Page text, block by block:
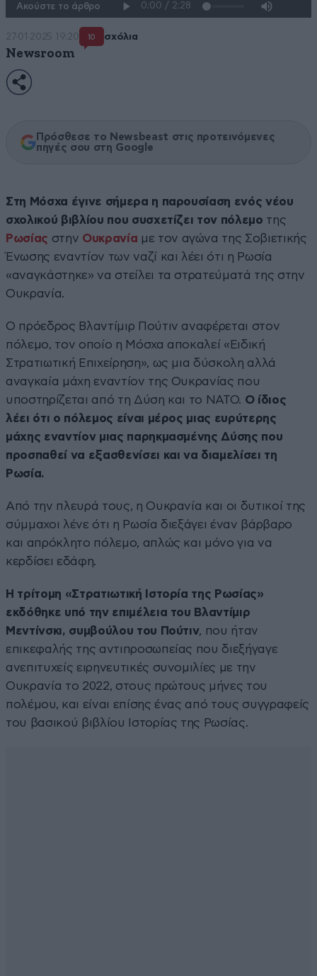
Ακούστε το άρθρο
27·01·2025 19:20 10 σχόλια
Newsroom
Πρόσθεσε το Newsbeast στις προτεινόμενες
πηγές σου στη Google
Στη Μόσχα έγινε σήμερα η παρουσίαση ενός νέου
σχολικού βιβλίου που συσχετίζει τον πόλεμο της
Ρωσίας στην Ουκρανία με τον αγώνα της Σοβιετικής
Ένωσης εναντίον των ναζί και λέει ότι η Ρωσία
«αναγκάστηκε» να στείλει τα στρατεύματά της στην
Ουκρανία.
Ο πρόεδρος Βλαντίμιρ Πούτιν αναφέρεται στον
πόλεμο, τον οποίο η Μόσχα αποκαλεί «Ειδική
Στρατιωτική Επιχείρηση», ως μια δύσκολη αλλά
αναγκαία μάχη εναντίον της Ουκρανίας που
υποστηρίζεται από τη Δύση και το ΝΑΤΟ. Ο ίδιος
λέει ότι ο πόλεμος είναι μέρος μιας ευρύτερης
μάχης εναντίον μιας παρηκμασμένης Δύσης που
προσπαθεί να εξασθενίσει και να διαμελίσει τη
Ρωσία.
Από την πλευρά τους, η Ουκρανία και οι δυτικοί της
σύμμαχοι λένε ότι η Ρωσία διεξάγει έναν βάρβαρο
και απρόκλητο πόλεμο, απλώς και μόνο για να
κερδίσει εδάφη.
Η τρίτομη «Στρατιωτική Ιστορία της Ρωσίας»
εκδόθηκε υπό την επιμέλεια του Βλαντίμιρ
Μεντίνσκι, συμβούλου του Πούτιν, που ήταν
επικεφαλής της αντιπροσωπείας που διεξήγαγε
ανεπιτυχείς ειρηνευτικές συνομιλίες με την
Ουκρανία το 2022, στους πρώτους μήνες του
πολέμου, και είναι επίσης ένας από τους συγγραφείς
του βασικού βιβλίου Ιστορίας της Ρωσίας.